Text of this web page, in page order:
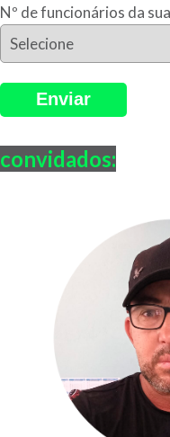
Nº de funcionários da
convidados: